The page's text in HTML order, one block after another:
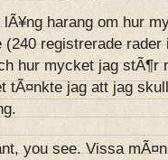
harang om hur
(240 registrerade
hur mycket jag stÃ¶r
tÃ¤nkte jag att jag
you see. Vissa